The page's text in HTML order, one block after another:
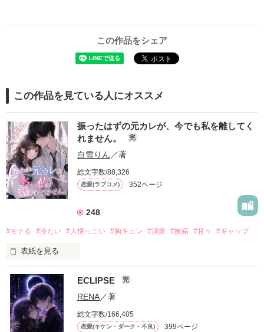
この作品をシェア
この作品を見ている人にオススメ
振ったはずの元カレが、今でも私を離してく
れません。
完
白雪りん／著
総文字数/88,326
恋愛(ラブコメ) 352ページ
248
#モテる #冷たい #人懐っこい #胸キュン #溺愛 #嫉妬 #甘々 #ギャップ
表紙を見る
「好きだったから、別れを選んだ。」
モテる人を好きになるのが怖かった。
だから私は、中学時代に大好きだった彼を自分から振った。
ECLIPSE 完
RENA／著
総文字数/166,405
恋愛(キケン・ダーク・不良) 399ページ